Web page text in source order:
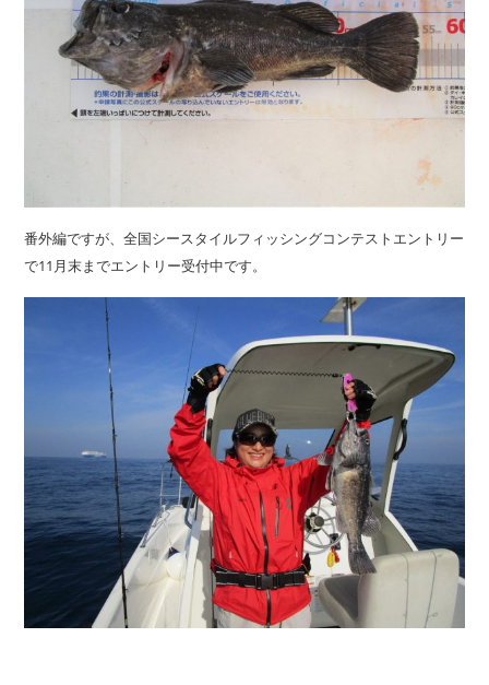
番外編ですが、全国シースタイルフィッシングコンテストエントリー
で11月末までエントリー受付中です。